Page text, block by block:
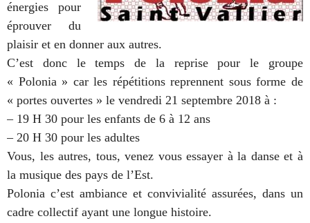
énergies pour
éprouver du
plaisir et en donner aux autres.
C’est donc le temps de la reprise pour le groupe
« Polonia » car les répétitions reprennent sous forme de
« portes ouvertes » le vendredi 21 septembre 2018 à :
– 19 H 30 pour les enfants de 6 à 12 ans
– 20 H 30 pour les adultes
Vous, les autres, tous, venez vous essayer à la danse et à
la musique des pays de l’Est.
Polonia c’est ambiance et convivialité assurées, dans un
cadre collectif ayant une longue histoire.